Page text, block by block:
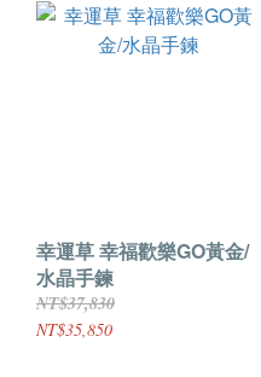
幸運草 幸福歡樂GO黃金/
水晶手鍊
NT$37,830
NT$35,850